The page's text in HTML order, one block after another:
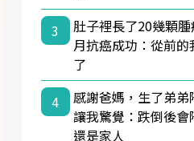
3
肚子裡長了20幾顆
月抗癌成功：從前
了
4
感謝爸媽，生了弟
讓我驚覺：跌倒後
還是家人